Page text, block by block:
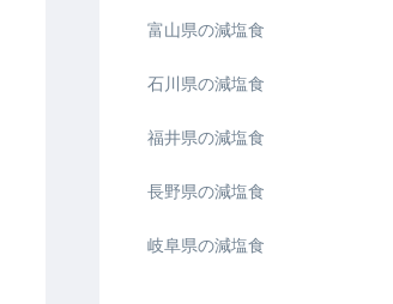
富山県の減塩食
石川県の減塩食
福井県の減塩食
長野県の減塩食
岐阜県の減塩食